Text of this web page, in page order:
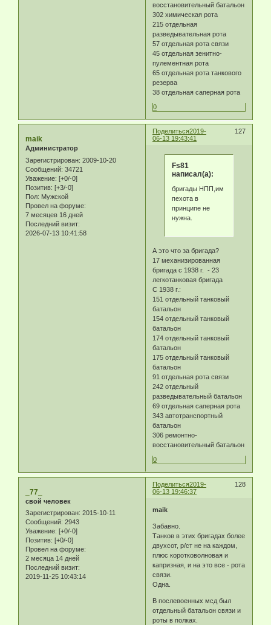
восстановительный батальон
302 химическая рота
215 отдельная
разведывательная рота
57 отдельная рота связи
45 отдельная зенитно-
пулементная рота
65 отдельная рота танкового
резерва
38 отдельная саперная рота
0
Поделиться 127
2019-
06-13 19:43:41
maik
Администратор
Зарегистрирован: 2009-10-20
Сообщений: 34721
Уважение: [+0/-0]
Позитив: [+3/-0]
Пол: Мужской
Провел на форуме:
7 месяцев 16 дней
Последний визит:
2026-07-13 10:41:58
Fs81
написал(а):
бригады НПП,им
пехота в
принципе не
нужна.
А это что за бригада?
17 механизированная
бригада с 1938 г. - 23
легкотанковая бригада
С 1938 г.:
151 отдельный танковый
батальон
154 отдельный танковый
батальон
174 отдельный танковый
батальон
175 отдельный танковый
батальон
91 отдельная рота связи
242 отдельный
разведывательный батальон
69 отдельная саперная рота
343 автотранспортный
батальон
306 ремонтно-
восстановительный батальон
0
Поделиться 128
2019-
06-13 19:46:37
_77_
свой человек
Зарегистрирован: 2015-10-11
Сообщений: 2943
Уважение: [+0/-0]
Позитив: [+0/-0]
Провел на форуме:
2 месяца 14 дней
Последний визит:
2019-11-25 10:43:14
maik
Забавно.
Танков в этих бригадах более
двухсот, р/ст не на каждом,
плюс коротковолновая и
капризная, и на это все - рота
связи.
Одна.
В послевоенных мсд был
отдельный батальон связи и
роты в полках.